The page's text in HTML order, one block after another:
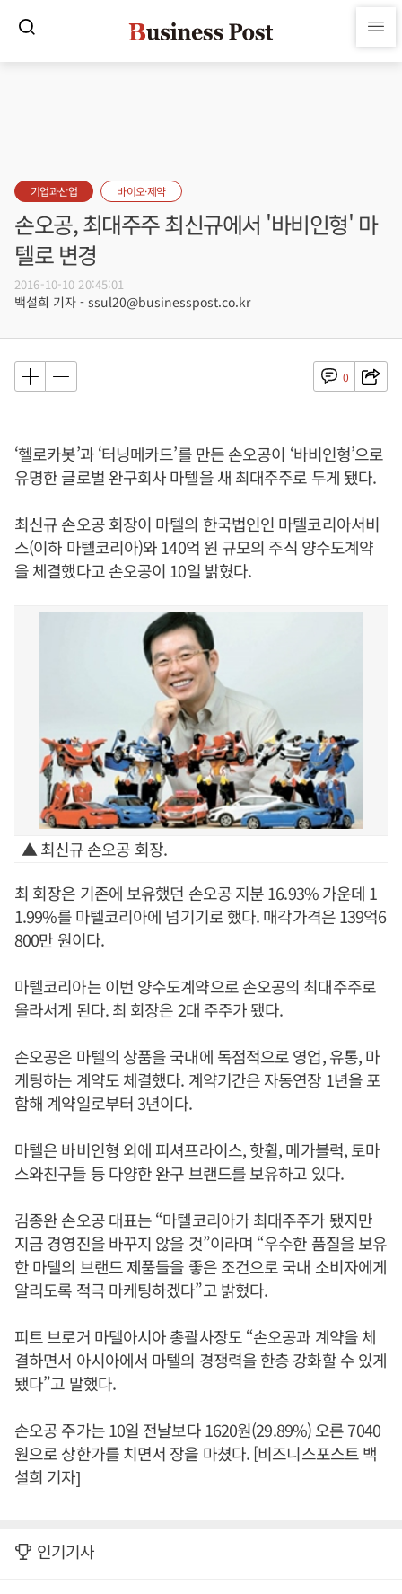
기업과산업 바이오·제약
손오공, 최대주주 최신규에서 '바비인형' 마
텔로 변경
2016-10-10 20:45:01
백설희 기자 - ssul20@businesspost.co.kr
0
‘헬로카봇’과 ‘터닝메카드’를 만든 손오공이 ‘바비인형’으로
유명한 글로벌 완구회사 마텔을 새 최대주주로 두게 됐다.
최신규 손오공 회장이 마텔의 한국법인인 마텔코리아서비
스(이하 마텔코리아)와 140억 원 규모의 주식 양수도계약
을 체결했다고 손오공이 10일 밝혔다.
▲ 최신규 손오공 회장.
최 회장은 기존에 보유했던 손오공 지분 16.93% 가운데 1
1.99%를 마텔코리아에 넘기기로 했다. 매각가격은 139억6
800만 원이다.
마텔코리아는 이번 양수도계약으로 손오공의 최대주주로
올라서게 된다. 최 회장은 2대 주주가 됐다.
손오공은 마텔의 상품을 국내에 독점적으로 영업, 유통, 마
케팅하는 계약도 체결했다. 계약기간은 자동연장 1년을 포
함해 계약일로부터 3년이다.
마텔은 바비인형 외에 피셔프라이스, 핫휠, 메가블럭, 토마
스와친구들 등 다양한 완구 브랜드를 보유하고 있다.
김종완 손오공 대표는 “마텔코리아가 최대주주가 됐지만
지금 경영진을 바꾸지 않을 것”이라며 “우수한 품질을 보유
한 마텔의 브랜드 제품들을 좋은 조건으로 국내 소비자에게
알리도록 적극 마케팅하겠다”고 밝혔다.
피트 브로거 마텔아시아 총괄사장도 “손오공과 계약을 체
결하면서 아시아에서 마텔의 경쟁력을 한층 강화할 수 있게
됐다”고 말했다.
손오공 주가는 10일 전날보다 1620원(29.89%) 오른 7040
원으로 상한가를 치면서 장을 마쳤다. [비즈니스포스트 백
설희 기자]
인기기사